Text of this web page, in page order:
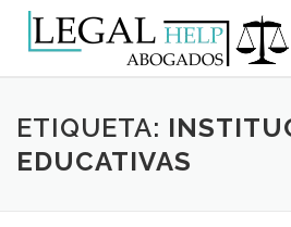
ETIQUETA:
EDUCATIVAS